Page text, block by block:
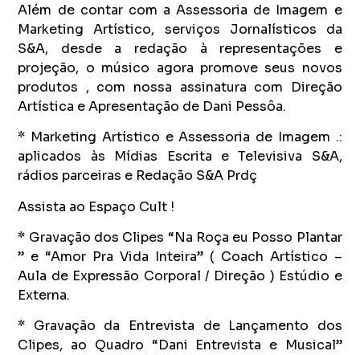
Além de contar com a Assessoria de Imagem e
Marketing Artístico, serviços Jornalísticos da
S&A, desde a redação à representações e
projeção, o músico agora promove seus novos
produtos , com nossa assinatura com Direção
Artística e Apresentação de Dani Pessôa.
* Marketing Artístico e Assessoria de Imagem .:
aplicados às Mídias Escrita e Televisiva S&A,
rádios parceiras e Redação S&A Prdç
Assista ao Espaço Cult !
* Gravação dos Clipes “Na Roça eu Posso Plantar
” e “Amor Pra Vida Inteira” ( Coach Artístico –
Aula de Expressão Corporal / Direção ) Estúdio e
Externa.
* Gravação da Entrevista de Lançamento dos
Clipes, ao Quadro “Dani Entrevista e Musical”